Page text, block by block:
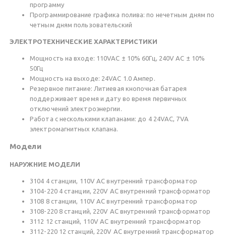
программу
Программирование графика полива: по нечетным дням по
четным дням пользовательский
ЭЛЕКТРОТЕХНИЧЕСКИЕ ХАРАКТЕРИСТИКИ
Мощность на входе: 110VAC ± 10% 60Гц, 240V AC ± 10%
50Гц
Мощность на выходе: 24VAC 1.0 Ампер.
Резервное питание: Литиевая кнопочная батарея
поддерживает время и дату во время первичных
отключений электроэнергии.
Работа с несколькими клапанами: до 4 24VAC, 7VA
электромагнитных клапана.
Модели
НАРУЖНИЕ МОДЕЛИ
3104 4 станции, 110V AC внутренний трансформатор
3104-220 4 станции, 220V AC внутренний трансформатор
3108 8 станции, 110V AC внутренний трансформатор
3108-220 8 станций, 220V AC внутренний трансформатор
3112 12 станций, 110V AC внутренний трансформатор
3112-220 12 станций, 220V AC внутренний трансформатор